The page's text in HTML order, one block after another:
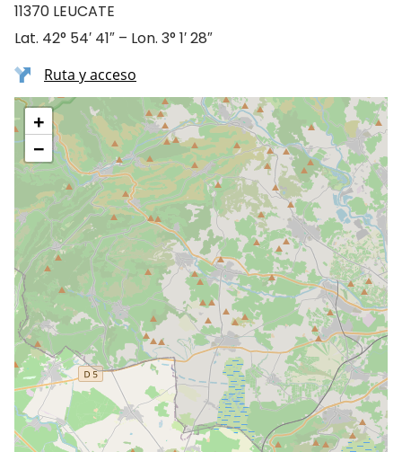
11370 LEUCATE
Lat. 42° 54′ 41″ – Lon. 3° 1′ 28″
Ruta y acceso
+
−